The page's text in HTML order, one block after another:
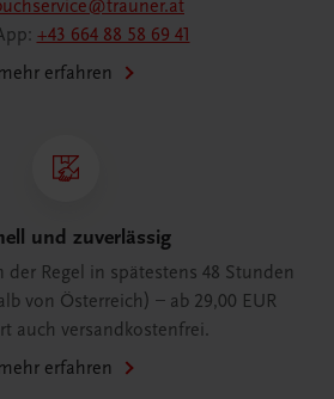
+43 664 88 58 69 41
erfahren
und zuverlässig
Regel in spätestens 48 Stunden
von Österreich) – ab 29,00 EUR
auch versandkostenfrei.
erfahren